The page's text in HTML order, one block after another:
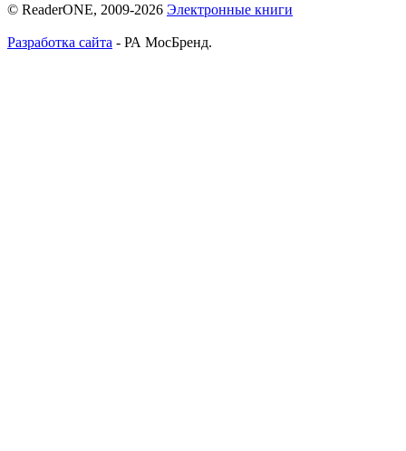
© ReaderONE, 2009-2026 Электронные книги
Разработка сайта - РА МосБренд.